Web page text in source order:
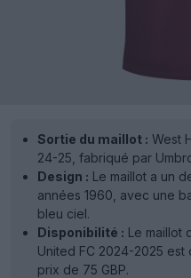
Sortie du maillot : West
24-25, fabriqué par
Design : Le maillot a un
années 1960, avec une
bleu ciel.
Disponibilité : Le maillot
United FC 2024-2025
prix de 75 GBP.